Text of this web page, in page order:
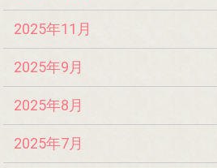
2025年11月
2025年9月
2025年8月
2025年7月